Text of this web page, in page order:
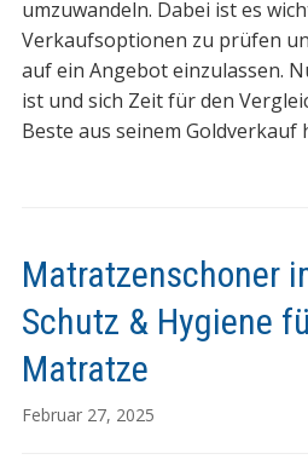
umzuwandeln. Dabei ist es
Verkaufsoptionen zu prüfen
auf ein Angebot einzulassen.
ist und sich Zeit für den
Beste aus seinem Goldverkauf
Matratzenschoner
Schutz & Hygiene
Matratze
Februar 27, 2025